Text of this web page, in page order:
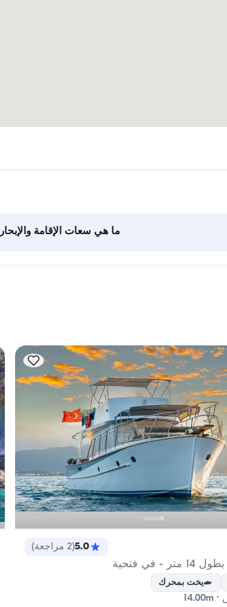
ما هي سعات الإقامة
5.0
(
2 مراجعة)
- في فتحية
يخت بمحرك